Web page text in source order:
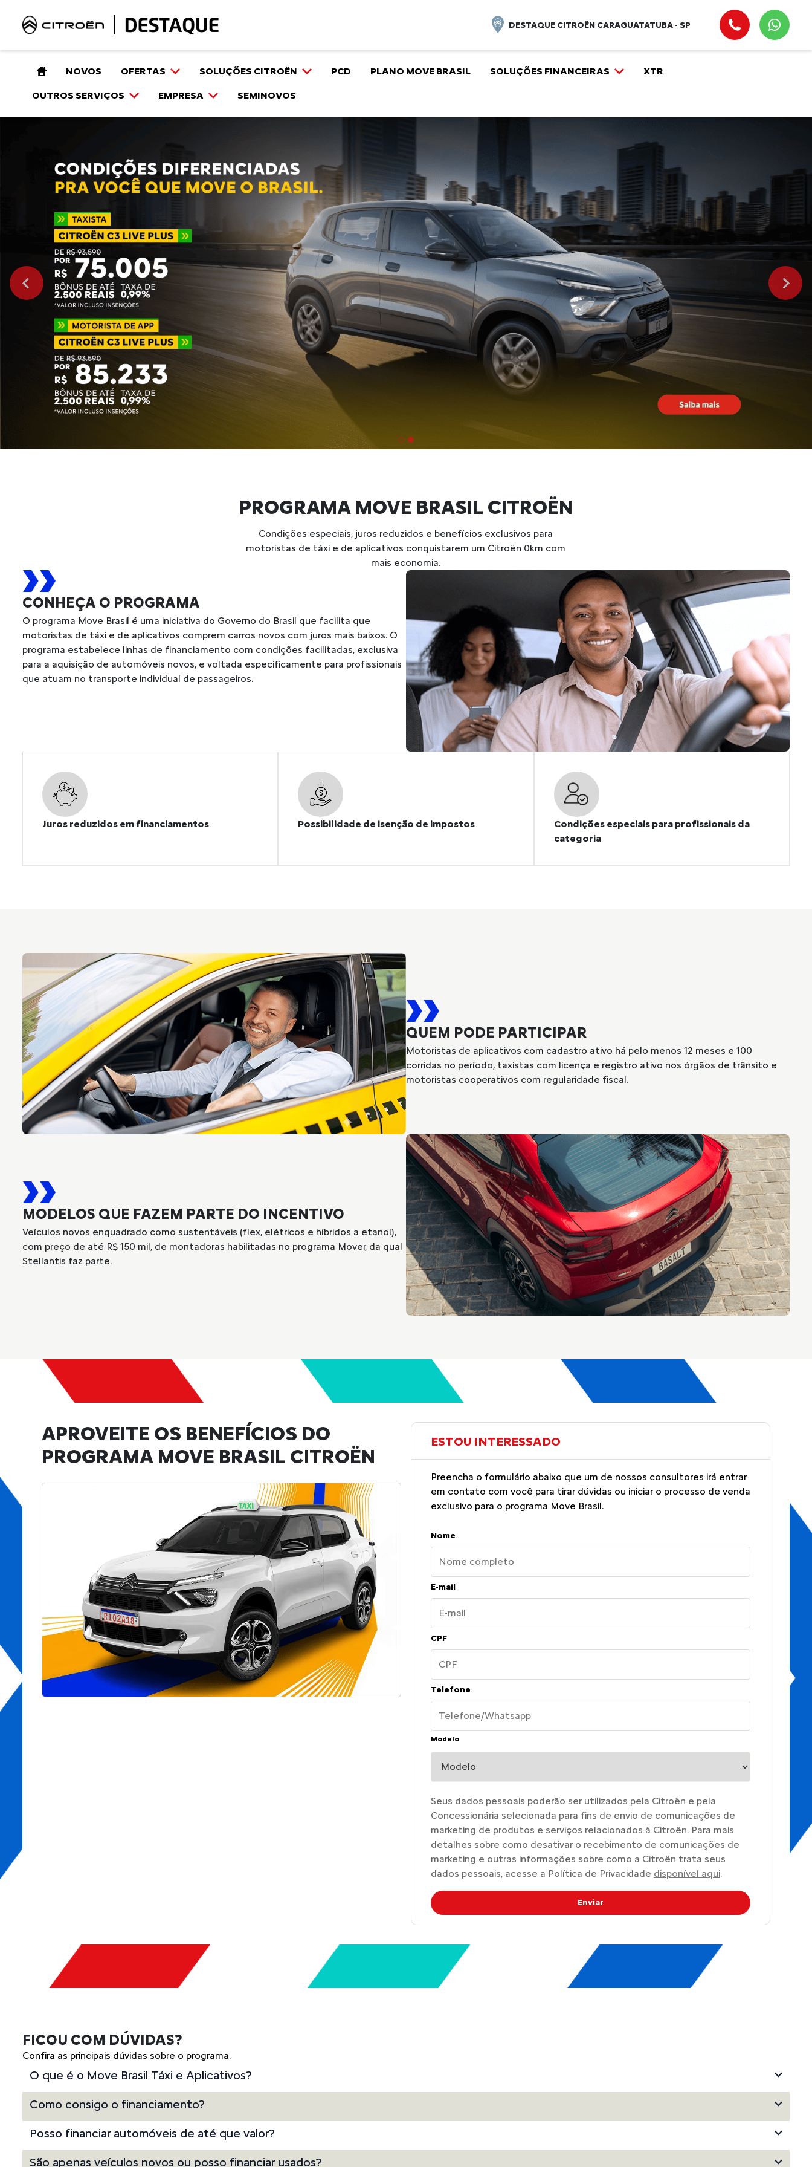
DESTAQUE CITROËN CARAGUATATUBA - SP
NOVOS OFERTAS SOLUÇÕES CITROËN PCD PLANO MOVE BRASIL SOLUÇÕES FINANCEIRAS XTR
OUTROS SERVIÇOS EMPRESA SEMINOVOS
PROGRAMA MOVE BRASIL CITROËN
Condições especiais, juros reduzidos e benefícios exclusivos para
motoristas de táxi e de aplicativos conquistarem um Citroën 0km com
mais economia.
CONHEÇA O PROGRAMA
O programa Move Brasil é uma iniciativa do Governo do Brasil que facilita que
motoristas de táxi e de aplicativos comprem carros novos com juros mais baixos. O
programa estabelece linhas de financiamento com condições facilitadas, exclusiva
para a aquisição de automóveis novos, e voltada especificamente para profissionais
que atuam no transporte individual de passageiros.
Juros reduzidos em financiamentos Possibilidade de isenção de impostos
Condições especiais para profissionais da
categoria
QUEM PODE PARTICIPAR
Motoristas de aplicativos com cadastro ativo há pelo menos 12 meses e 100
corridas no período, taxistas com licença e registro ativo nos órgãos de trânsito e
motoristas cooperativos com regularidade fiscal.
MODELOS QUE FAZEM PARTE DO INCENTIVO
Veículos novos enquadrado como sustentáveis (flex, elétricos e híbridos a etanol),
com preço de até R$ 150 mil, de montadoras habilitadas no programa Mover, da qual
Stellantis faz parte.
APROVEITE OS BENEFÍCIOS DO
PROGRAMA MOVE BRASIL CITROËN
ESTOU INTERESSADO
Preencha o formulário abaixo que um de nossos consultores irá entrar
em contato com você para tirar dúvidas ou iniciar o processo de venda
exclusivo para o programa Move Brasil.
Nome
E-mail
CPF
Telefone
Modelo
Seus dados pessoais poderão ser utilizados pela Citroën e pela
Concessionária selecionada para fins de envio de comunicações de
marketing de produtos e serviços relacionados à Citroën. Para mais
detalhes sobre como desativar o recebimento de comunicações de
marketing e outras informações sobre como a Citroën trata seus
dados pessoais, acesse a Política de Privacidade disponível aqui.
Enviar
FICOU COM DÚVIDAS?
Confira as principais dúvidas sobre o programa.
O que é o Move Brasil Táxi e Aplicativos?
Como consigo o financiamento?
Posso financiar automóveis de até que valor?
São apenas veículos novos ou posso financiar usados?